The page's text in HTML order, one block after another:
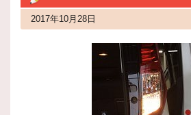
2017年10月28日